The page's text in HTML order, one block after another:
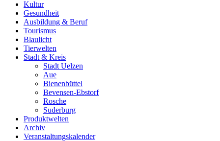
Kultur
Gesundheit
Ausbildung & Beruf
Tourismus
Blaulicht
Tierwelten
Stadt & Kreis
Stadt Uelzen
Aue
Bienenbüttel
Bevensen-Ebstorf
Rosche
Suderburg
Produktwelten
Archiv
Veranstaltungskalender